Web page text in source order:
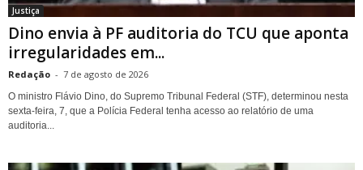
Justiça
Dino envia à PF auditoria do TCU que aponta
irregularidades em...
Redação - 7 de agosto de 2026
O ministro Flávio Dino, do Supremo Tribunal Federal (STF), determinou nesta
sexta-feira, 7, que a Polícia Federal tenha acesso ao relatório de uma
auditoria...